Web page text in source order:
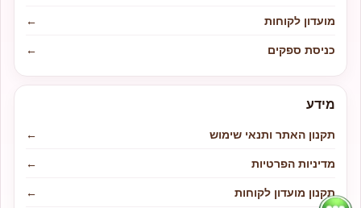
מועדון לקוחות
←
כניסת ספקים
←
מידע
תקנון האתר ותנאי שימוש
←
מדיניות הפרטיות
←
תקנון מועדון לקוחות
←